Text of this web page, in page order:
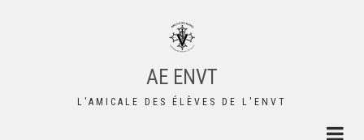
AE ENVT
L'AMICALE DES ÉLÈVES DE L'ENVT